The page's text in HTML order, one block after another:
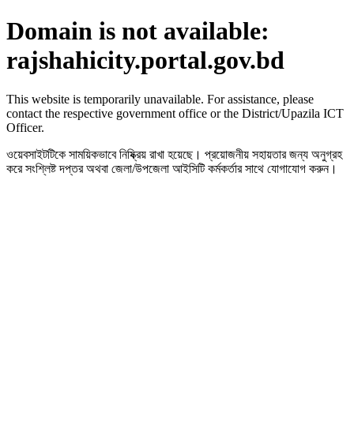
Domain is not available:
rajshahicity.portal.gov.bd
This website is temporarily unavailable. For assistance, please
contact the respective government office or the District/Upazila ICT
Officer.
ওয়েবসাইটটিকে সাময়িকভাবে নিষ্ক্রিয় রাখা হয়েছে। প্রয়োজনীয় সহায়তার জন্য অনুগ্রহ
করে সংশ্লিষ্ট দপ্তর অথবা জেলা/উপজেলা আইসিটি কর্মকর্তার সাথে যোগাযোগ করুন।